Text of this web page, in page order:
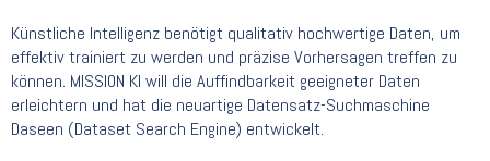
Künstliche Intelligenz benötigt qualitativ hochwertige Daten, um
effektiv trainiert zu werden und präzise Vorhersagen treffen zu
können. MISSION KI will die Auffindbarkeit geeigneter Daten
erleichtern und hat die neuartige Datensatz-Suchmaschine
Daseen (Dataset Search Engine) entwickelt.